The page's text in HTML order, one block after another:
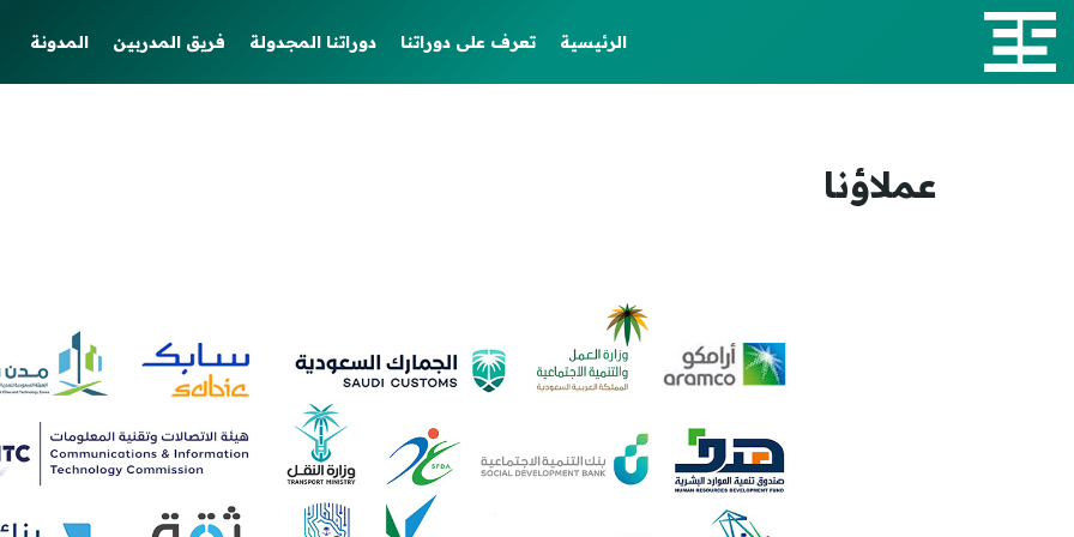
الرئيسية تعرف على دوراتنا دوراتنا المجدولة فريق المدربين المدونة
عملاؤنا